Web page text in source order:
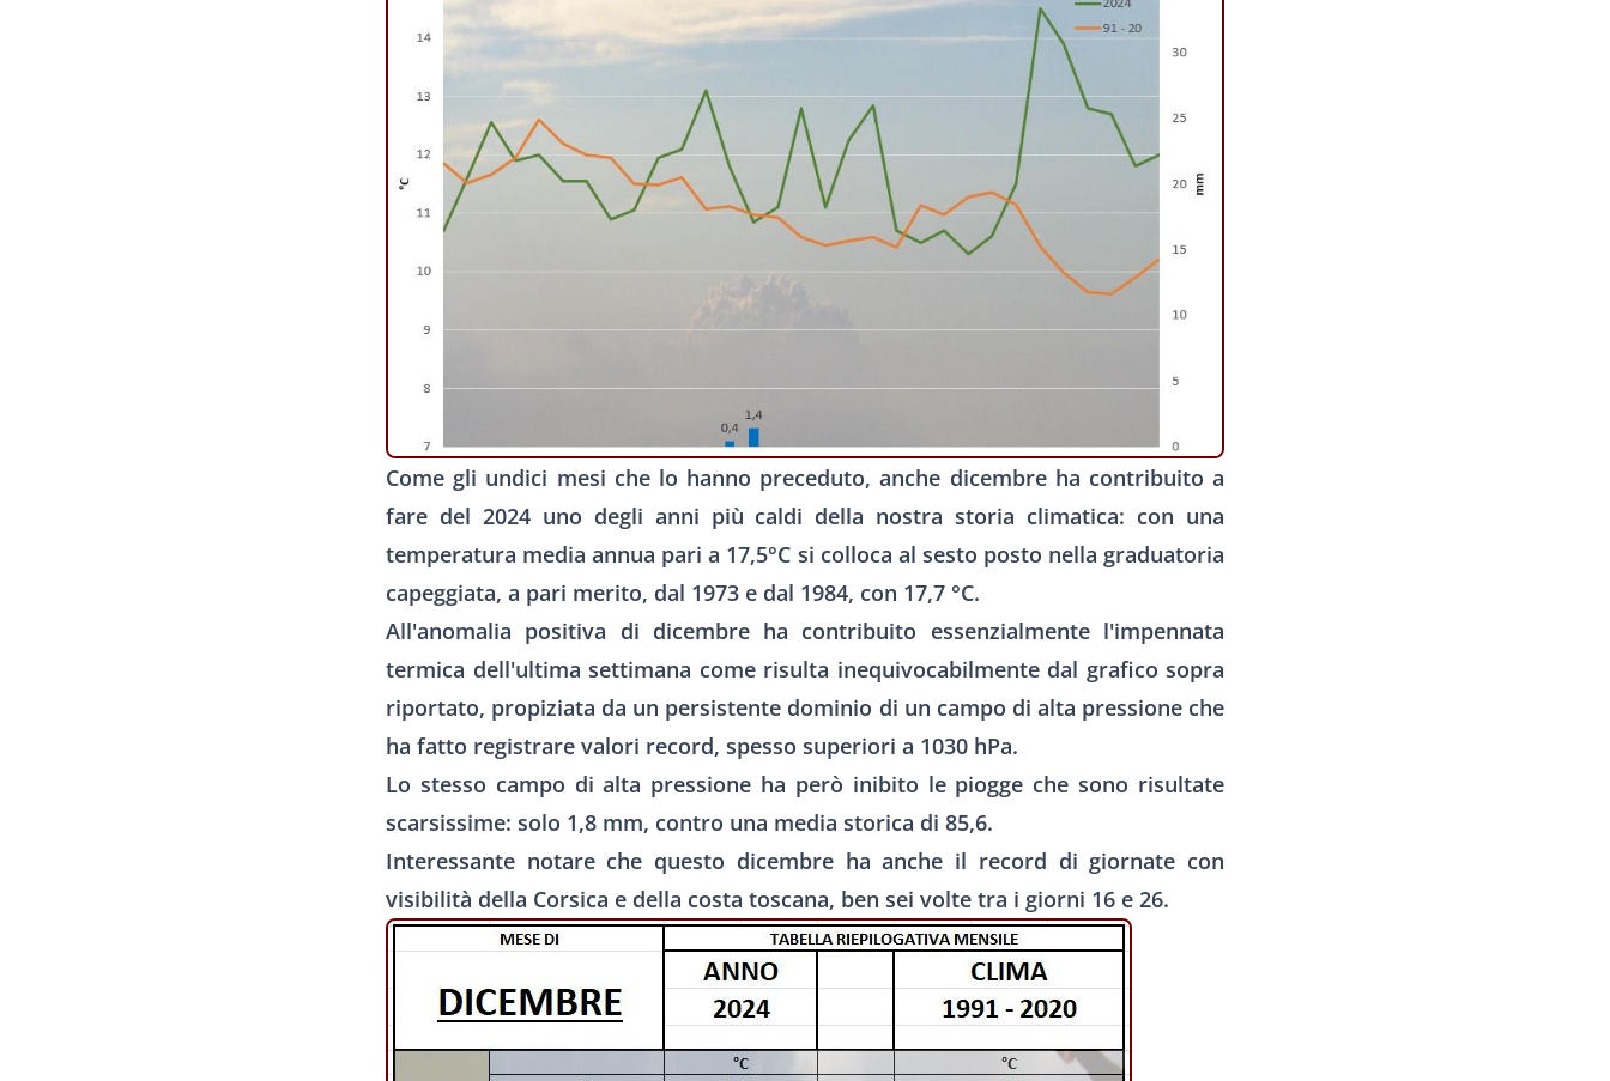
Come gli undici mesi che lo hanno preceduto, anche dicembre ha contribuito a
fare del 2024 uno degli anni più caldi della nostra storia climatica: con una
temperatura media annua pari a 17,5°C si colloca al sesto posto nella graduatoria
capeggiata, a pari merito, dal 1973 e dal 1984, con 17,7 °C.
All'anomalia positiva di dicembre ha contribuito essenzialmente l'impennata
termica dell'ultima settimana come risulta inequivocabilmente dal grafico sopra
riportato, propiziata da un persistente dominio di un campo di alta pressione che
ha fatto registrare valori record, spesso superiori a 1030 hPa.
Lo stesso campo di alta pressione ha però inibito le piogge che sono risultate
scarsissime: solo 1,8 mm, contro una media storica di 85,6.
Interessante notare che questo dicembre ha anche il record di giornate con
visibilità della Corsica e della costa toscana, ben sei volte tra i giorni 16 e 26.